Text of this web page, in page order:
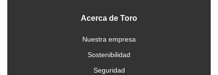
Acerca de Toro
Nuestra empresa
Sostenibilidad
Seguridad